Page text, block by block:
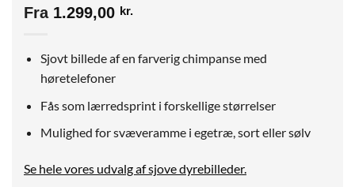
Fra 1.299,00 kr.
Sjovt billede af en farverig chimpanse med
høretelefoner
Fås som lærredsprint i forskellige størrelser
Mulighed for svæveramme i egetræ, sort eller sølv
Se hele vores udvalg af sjove dyrebilleder.